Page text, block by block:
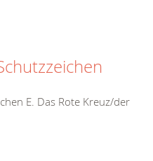
E. Das Rote Kreuz/der